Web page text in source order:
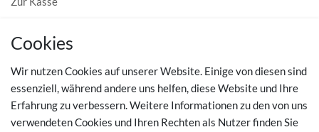
MEIN KONTO
Login
TOP SCHUHTHEMEN
Cookies
Wir nutzen Cookies auf unserer Website. Einige von diesen sind
essenziell, während andere uns helfen, diese Website und Ihre
Erfahrung zu verbessern. Weitere Informationen zu den von uns
verwendeten Cookies und Ihren Rechten als Nutzer finden Sie